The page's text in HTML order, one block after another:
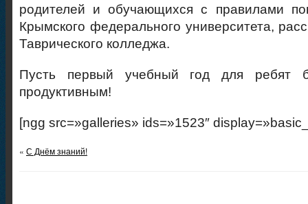
родителей и обучающихся с правилами
Крымского федерального университета,
Таврического колледжа.
Пусть первый учебный год для ребят
продуктивным!
[ngg src=»galleries» ids=»1523″
« С Днём знаний!